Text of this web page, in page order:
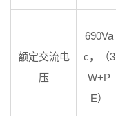
额定交流电
压
690Va
c，（3
W+P
E）